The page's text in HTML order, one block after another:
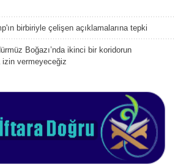
birbiriyle çelişen açıklamalarına tepki
Boğazı’nda ikinci bir koridorun
izin vermeyeceğiz